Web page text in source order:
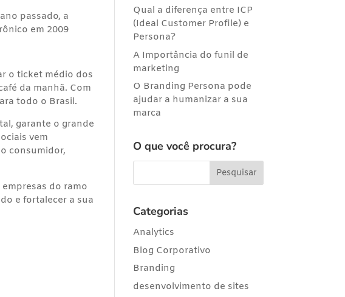
passado, a
em 2009
o ticket médio dos
da manhã. Com
todo o Brasil.
garante o grande
vem
consumidor,
do ramo
e fortalecer a sua
Qual a diferença entre ICP
(Ideal Customer Profile) e
Persona?
A Importância do funil de
marketing
O Branding Persona pode
ajudar a humanizar a sua
marca
O que você procura?
Categorias
Analytics
Blog Corporativo
Branding
desenvolvimento de sites